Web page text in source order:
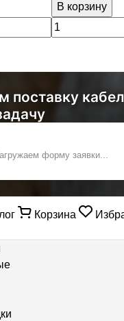
В корзину
поставку
форму заявки...
Корзина